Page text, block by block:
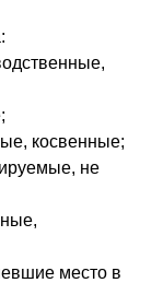
косвенные;
не
место в